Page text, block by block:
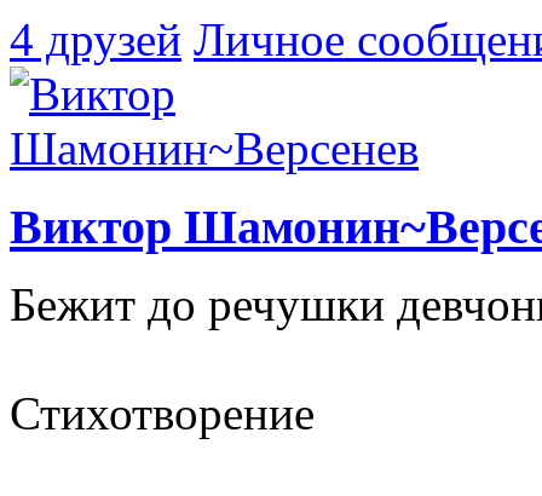
4 друзей Личное
Виктор
Бежит до речушки
Стихотворение